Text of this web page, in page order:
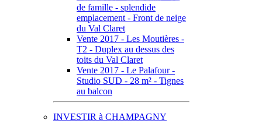
de famille - splendide
emplacement - Front de neige
du Val Claret
Vente 2017 - Les Moutières -
T2 - Duplex au dessus des
toits du Val Claret
Vente 2017 - Le Palafour -
Studio SUD - 28 m² - Tignes
au balcon
INVESTIR à CHAMPAGNY